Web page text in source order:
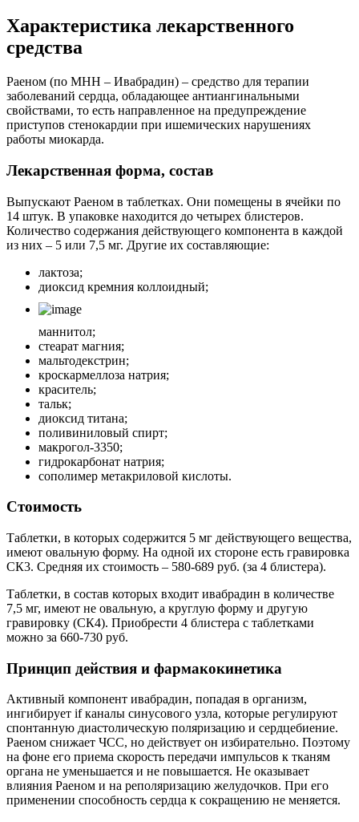
Характеристика лекарственного
средства
Раеном (по МНН – Ивабрадин) – средство для терапии
заболеваний сердца, обладающее антиангинальными
свойствами, то есть направленное на предупреждение
приступов стенокардии при ишемических нарушениях
работы миокарда.
Лекарственная форма, состав
Выпускают Раеном в таблетках. Они помещены в ячейки по
14 штук. В упаковке находится до четырех блистеров.
Количество содержания действующего компонента в каждой
из них – 5 или 7,5 мг. Другие их составляющие:
лактоза;
диоксид кремния коллоидный;
маннитол;
стеарат магния;
мальтодекстрин;
кроскармеллоза натрия;
краситель;
тальк;
диоксид титана;
поливиниловый спирт;
макрогол-3350;
гидрокарбонат натрия;
сополимер метакриловой кислоты.
Стоимость
Таблетки, в которых содержится 5 мг действующего вещества,
имеют овальную форму. На одной их стороне есть гравировка
СК3. Средняя их стоимость – 580-689 руб. (за 4 блистера).
Таблетки, в состав которых входит ивабрадин в количестве
7,5 мг, имеют не овальную, а круглую форму и другую
гравировку (СК4). Приобрести 4 блистера с таблетками
можно за 660-730 руб.
Принцип действия и фармакокинетика
Активный компонент ивабрадин, попадая в организм,
ингибирует if каналы синусового узла, которые регулируют
спонтанную диастолическую поляризацию и сердцебиение.
Раеном снижает ЧСС, но действует он избирательно. Поэтому
на фоне его приема скорость передачи импульсов к тканям
органа не уменьшается и не повышается. Не оказывает
влияния Раеном и на реполяризацию желудочков. При его
применении способность сердца к сокращению не меняется.